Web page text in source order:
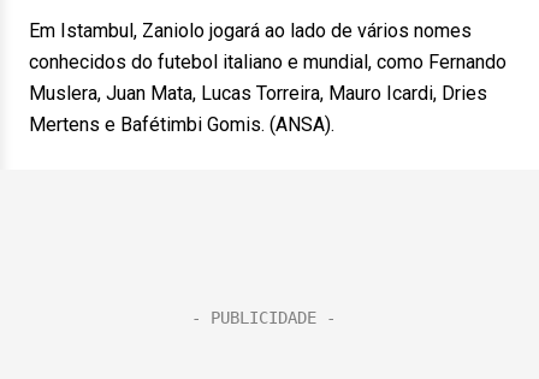
Em Istambul, Zaniolo jogará ao lado de vários nomes
conhecidos do futebol italiano e mundial, como Fernando
Muslera, Juan Mata, Lucas Torreira, Mauro Icardi, Dries
Mertens e Bafétimbi Gomis. (ANSA).